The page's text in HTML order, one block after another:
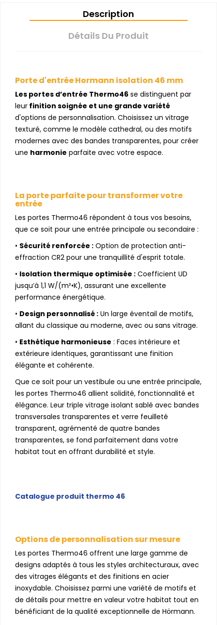
Description
Détails Du Produit
Porte d'entrée Hormann isolation 46 mm
Les portes d’entrée Thermo46 se distinguent par
leur finition soignée et une grande variété
d'options de personnalisation. Choisissez un vitrage
texturé, comme le modèle cathedral, ou des motifs
modernes avec des bandes transparentes, pour créer
une harmonie parfaite avec votre espace.
La porte parfaite pour transformer votre
entrée
Les portes Thermo46 répondent à tous vos besoins,
que ce soit pour une entrée principale ou secondaire :
• Sécurité renforcée : Option de protection anti-
effraction CR2 pour une tranquillité d'esprit totale.
• Isolation thermique optimisée : Coefficient UD
jusqu’à 1,1 W/(m²•K), assurant une excellente
performance énergétique.
• Design personnalisé : Un large éventail de motifs,
allant du classique au moderne, avec ou sans vitrage.
• Esthétique harmonieuse : Faces intérieure et
extérieure identiques, garantissant une finition
élégante et cohérente.
Que ce soit pour un vestibule ou une entrée principale,
les portes Thermo46 allient solidité, fonctionnalité et
élégance. Leur triple vitrage isolant sablé avec bandes
transversales transparentes et verre feuilleté
transparent, agrémenté de quatre bandes
transparentes, se fond parfaitement dans votre
habitat tout en offrant durabilité et style.
Catalogue produit thermo 46
Options de personnalisation sur mesure
Les portes Thermo46 offrent une large gamme de
designs adaptés à tous les styles architecturaux, avec
des vitrages élégants et des finitions en acier
inoxydable. Choisissez parmi une variété de motifs et
de détails pour mettre en valeur votre habitat tout en
bénéficiant de la qualité exceptionnelle de Hörmann.